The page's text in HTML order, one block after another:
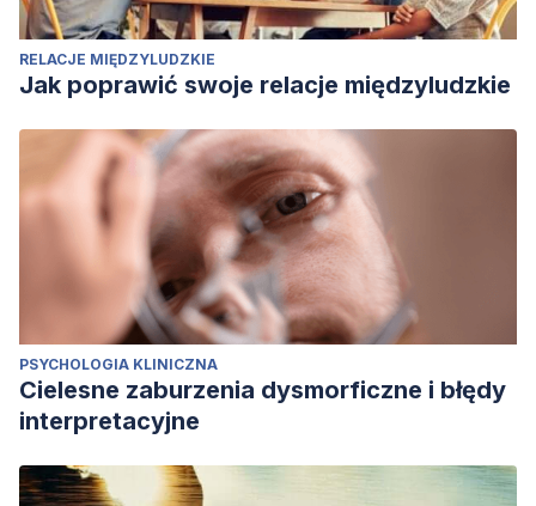
RELACJE MIĘDZYLUDZKIE
Jak poprawić swoje relacje międzyludzkie
PSYCHOLOGIA KLINICZNA
Cielesne zaburzenia dysmorficzne i błędy
interpretacyjne